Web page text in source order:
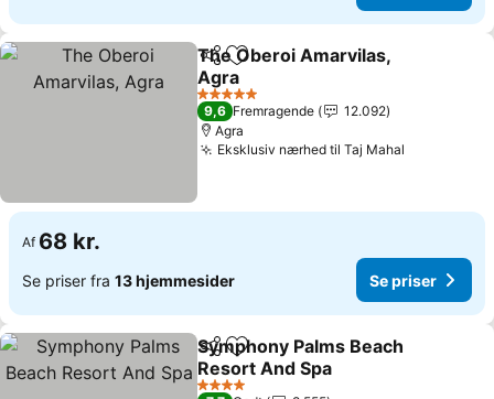
Del Føj til favoritter
The Oberoi Amarvilas,
Agra
5 Stjerner
9,6 Fremragende
12.092
Agra
Eksklusiv nærhed til Taj Mahal
Af 68 kr.
Se priser fra 13 hjemmesider Se priser
Del Føj til favoritter
Symphony Palms Beach
Resort And Spa
4 Stjerner